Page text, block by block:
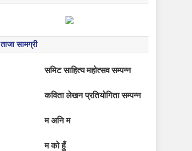
ताजा सामग्री
समिट साहित्य महोत्सव सम्पन्न
कविता लेखन प्रतियोगिता सम्पन्न
म अनि म
म को हुँ